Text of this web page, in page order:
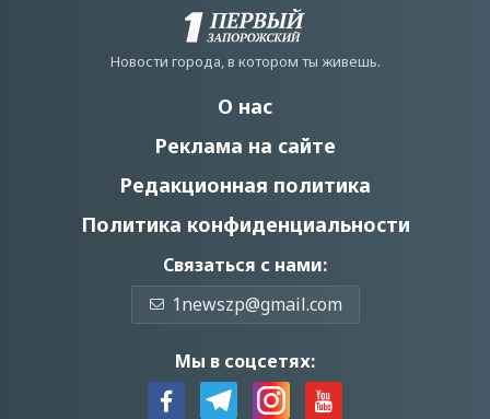
Новости города, в котором ты живешь.
О нас
Реклама на сайте
Редакционная политика
Политика конфиденциальности
Связаться с нами:
1newszp@gmail.com
Мы в соцсетях: